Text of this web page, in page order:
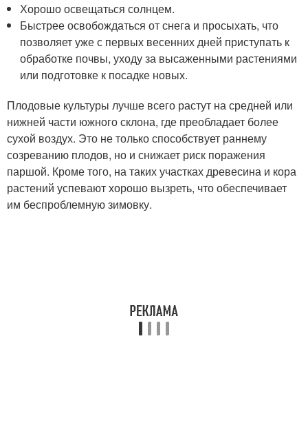
Хорошо освещаться солнцем.
Быстрее освобождаться от снега и просыхать, что
позволяет уже с первых весенних дней приступать к
обработке почвы, уходу за высаженными растениями
или подготовке к посадке новых.
Плодовые культуры лучше всего растут на средней или
нижней части южного склона, где преобладает более
сухой воздух. Это не только способствует раннему
созреванию плодов, но и снижает риск поражения
паршой. Кроме того, на таких участках древесина и кора
растений успевают хорошо вызреть, что обеспечивает
им беспроблемную зимовку.